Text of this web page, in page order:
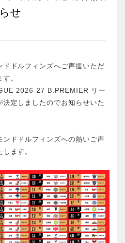
せ
ドドルフィンズへご声援いただ
。
2026-27 B.PREMIER リー
定しましたのでお知らせいた
ンドドルフィンズへの熱いご声
ます。